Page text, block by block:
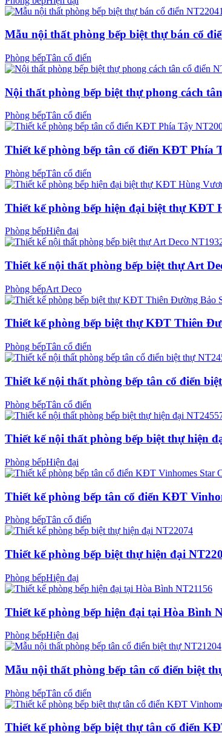
Mẫu nội thất phòng bếp biệt thự bán cổ
Phòng bếpTân cổ điển
Nội thất phòng bếp biệt thự phong cách
Phòng bếpTân cổ điển
Thiết kế phòng bếp tân cổ điển KĐT Phía
Phòng bếpTân cổ điển
Thiết kế phòng bếp hiện đại biệt thự KĐT
Phòng bếpHiện đại
Thiết kế nội thất phòng bếp biệt thự Art
Phòng bếpArt Deco
Thiết kế phòng bếp biệt thự KĐT Thiên
Phòng bếpTân cổ điển
Thiết kế nội thất phòng bếp tân cổ điển
Phòng bếpTân cổ điển
Thiết kế nội thất phòng bếp biệt thự hiện
Phòng bếpHiện đại
Thiết kế phòng bếp tân cổ điển KĐT
Phòng bếpTân cổ điển
Thiết kế phòng bếp biệt thự hiện đại
Phòng bếpHiện đại
Thiết kế phòng bếp hiện đại tại Hòa Bình
Phòng bếpHiện đại
Mẫu nội thất phòng bếp tân cổ điển biệt
Phòng bếpTân cổ điển
Thiết kế phòng bếp biệt thự tân cổ điển